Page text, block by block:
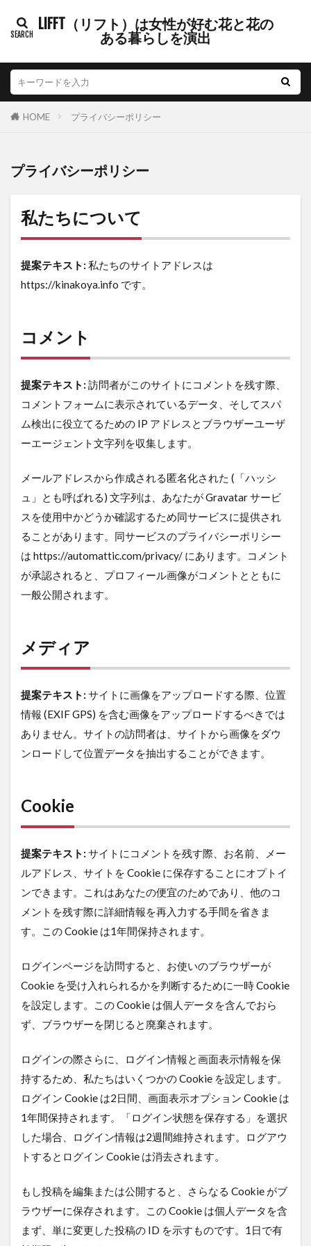
LIFFT（リフト）は女性が好む花と花の
ある暮らしを演出
HOME プライバシーポリシー
プライバシーポリシー
私たちについて
提案テキスト: 私たちのサイトアドレスは
https://kinakoya.info です。
コメント
提案テキスト: 訪問者がこのサイトにコメントを残す際、
コメントフォームに表示されているデータ、そしてスパ
ム検出に役立てるための IP アドレスとブラウザーユーザ
ーエージェント文字列を収集します。
メールアドレスから作成される匿名化された (「ハッシ
ュ」とも呼ばれる) 文字列は、あなたが Gravatar サービ
スを使用中かどうか確認するため同サービスに提供され
ることがあります。同サービスのプライバシーポリシー
は https://automattic.com/privacy/ にあります。コメント
が承認されると、プロフィール画像がコメントとともに
一般公開されます。
メディア
提案テキスト: サイトに画像をアップロードする際、位置
情報 (EXIF GPS) を含む画像をアップロードするべきでは
ありません。サイトの訪問者は、サイトから画像をダウ
ンロードして位置データを抽出することができます。
Cookie
提案テキスト: サイトにコメントを残す際、お名前、メー
ルアドレス、サイトを Cookie に保存することにオプトイ
ンできます。これはあなたの便宜のためであり、他のコ
メントを残す際に詳細情報を再入力する手間を省きま
す。この Cookie は1年間保持されます。
ログインページを訪問すると、お使いのブラウザーが
Cookie を受け入れられるかを判断するために一時 Cookie
を設定します。この Cookie は個人データを含んでおら
ず、ブラウザーを閉じると廃棄されます。
ログインの際さらに、ログイン情報と画面表示情報を保
持するため、私たちはいくつかの Cookie を設定します。
ログイン Cookie は2日間、画面表示オプション Cookie は
1年間保持されます。「ログイン状態を保存する」を選択
した場合、ログイン情報は2週間維持されます。ログアウ
トするとログイン Cookie は消去されます。
もし投稿を編集または公開すると、さらなる Cookie がブ
ラウザーに保存されます。この Cookie は個人データを含
まず、単に変更した投稿の ID を示すものです。1日で有